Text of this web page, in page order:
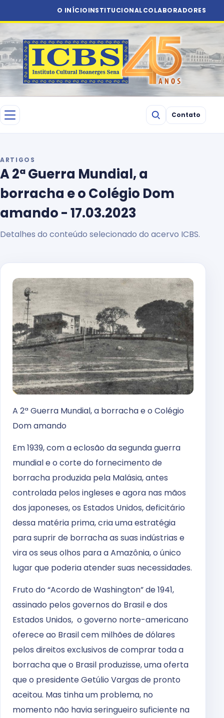
O INÍCIOINSTITUCIONALCOLABORADORES
Contato
ARTIGOS
A 2ª Guerra Mundial, a
borracha e o Colégio Dom
amando - 17.03.2023
Detalhes do conteúdo selecionado do acervo ICBS.
A 2ª Guerra Mundial, a borracha e o Colégio
Dom amando
Em 1939, com a eclosão da segunda guerra
mundial e o corte do fornecimento de
borracha produzida pela Malásia, antes
controlada pelos ingleses e agora nas mãos
dos japoneses, os Estados Unidos, deficitário
dessa matéria prima, cria uma estratégia
para suprir de borracha as suas indústrias e
vira os seus olhos para a Amazônia, o único
lugar que poderia atender suas necessidades.
Fruto do “Acordo de Washington” de 1941,
assinado pelos governos do Brasil e dos
Estados Unidos, o governo norte-americano
oferece ao Brasil cem milhões de dólares
pelos direitos exclusivos de comprar toda a
borracha que o Brasil produzisse, uma oferta
que o presidente Getúlio Vargas de pronto
aceitou. Mas tinha um problema, no
momento não havia seringueiro suficiente na